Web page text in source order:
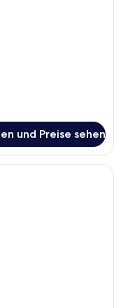
und Preise sehen
Hotelzimmer mit